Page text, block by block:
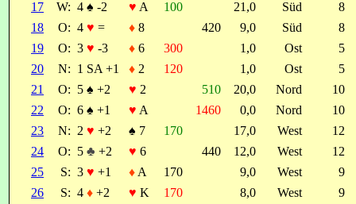
17
W: 4 ♠ -2 ♥ A 100 21,0 Süd
8
18
O: 4 ♥ = ♦ 8 420 9,0 Süd
8
19
O: 3 ♥ -3 ♦ 6 300 1,0 Ost
5
20
N: 1 SA +1 ♦ 2 120 1,0 Ost
5
21
O: 5 ♠ +2 ♥ 2 510 20,0 Nord
10
22
O: 6 ♠ +1 ♥ A 1460 0,0 Nord
10
23
N: 2 ♥ +2 ♠ 7 170 17,0 West
12
24
O: 5 ♣ +2 ♥ 6 440 12,0 West
12
25
S: 3 ♥ +1 ♦ A 170 9,0 West
9
26
S: 4 ♦ +2 ♥ K 170 8,0 West
9